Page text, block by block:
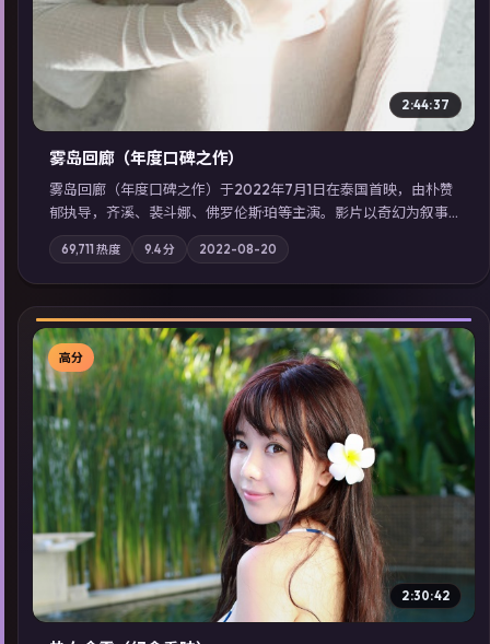
2:44:37
雾岛回廊（年度口碑之作）
雾岛回廊（年度口碑之作）于2022年7月1日在泰国首映，由朴赞
郁执导，齐溪、裴斗娜、佛罗伦斯·珀等主演。影片以奇幻为叙事
主轴，边境小镇的平静被一封匿名信彻底打破；摄影与配乐强化
地域气质；站内亦可通过「国产免费观看高清电视剧在线看」延
展检索同类型高分佳作，畅享高清在线追剧体验。
69,711 热度 9.4分 2022-08-20
▶
高分
2:30:42